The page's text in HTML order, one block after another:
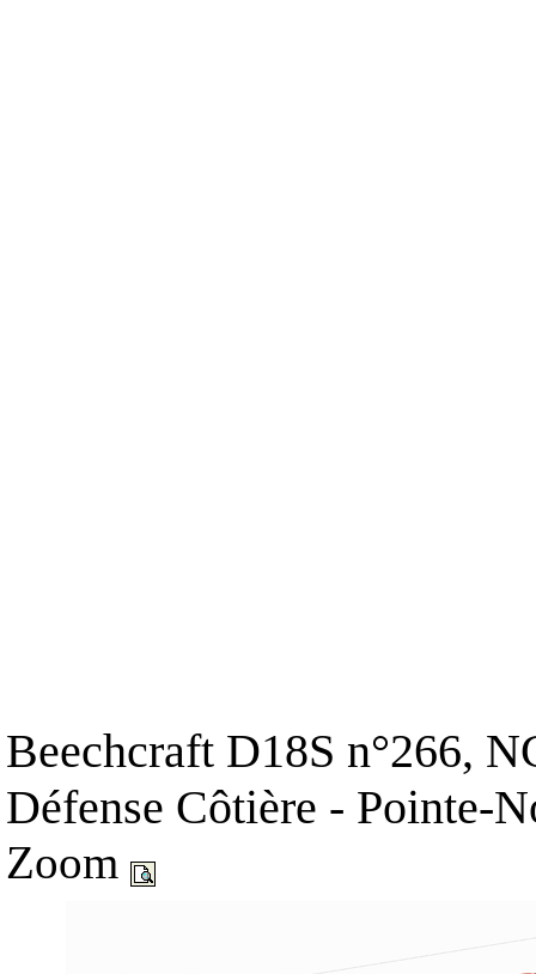
Beechcraft D18S n°266,
Défense Côtière - Pointe-
Zoom